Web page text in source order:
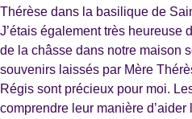
Thérèse dans la basilique de
J’étais également très heureuse
de la châsse dans notre maison
souvenirs laissés par Mère
Régis sont précieux pour moi.
comprendre leur manière